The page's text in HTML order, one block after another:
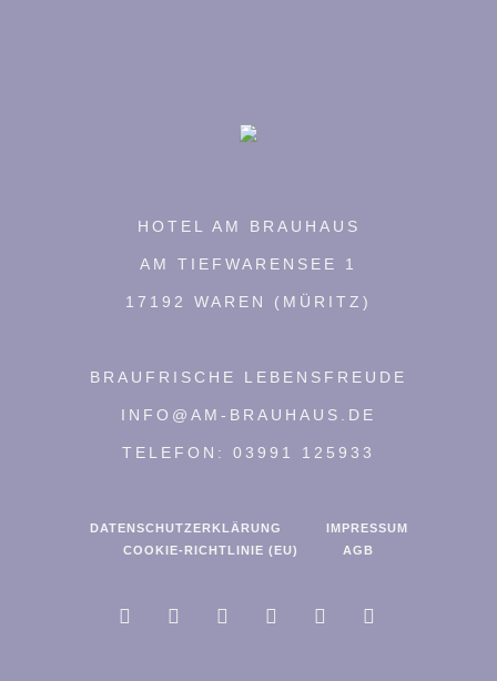
HOTEL AM BRAUHAUS
AM TIEFWARENSEE 1
17192 WAREN (MÜRITZ)
BRAUFRISCHE LEBENSFREUDE
INFO@AM-BRAUHAUS.DE
TELEFON: 03991 125933
DATENSCHUTZERKLÄRUNG
IMPRESSUM
COOKIE-RICHTLINIE (EU)
AGB